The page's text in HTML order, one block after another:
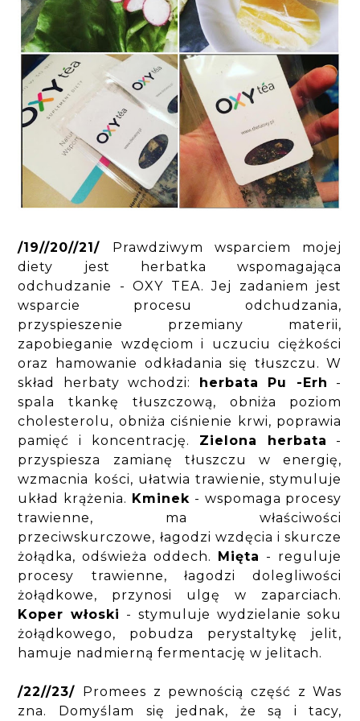
/19//20//21/ Prawdziwym wsparciem mojej
diety jest herbatka wspomagająca
odchudzanie - OXY TEA. Jej zadaniem jest
wsparcie procesu odchudzania,
przyspieszenie przemiany materii,
zapobieganie wzdęciom i uczuciu ciężkości
oraz hamowanie odkładania się tłuszczu.W
skład herbaty wchodzi: herbata Pu -Erh
-
spala tkankę tłuszczową, obniża poziom
cholesterolu, obniża ciśnienie krwi, poprawia
pamięć i koncentrację. Zielona herbata -
przyspiesza zamianę tłuszczu w energię,
wzmacnia kości, ułatwia trawienie, stymuluje
układ krążenia. Kminek - wspomaga procesy
trawienne, ma właściwości
przeciwskurczowe, łagodzi wzdęcia i skurcze
żołądka, odświeża oddech. Mięta - reguluje
procesy trawienne, łagodzi dolegliwości
żołądkowe, przynosi ulgę w zaparciach.
Koper włoski - stymuluje wydzielanie soku
żołądkowego, pobudza perystaltykę jelit,
hamuje nadmierną fermentację w jelitach.
/22//23/ Promees z pewnością część z Was
zna. Domyślam się jednak, że są i tacy,